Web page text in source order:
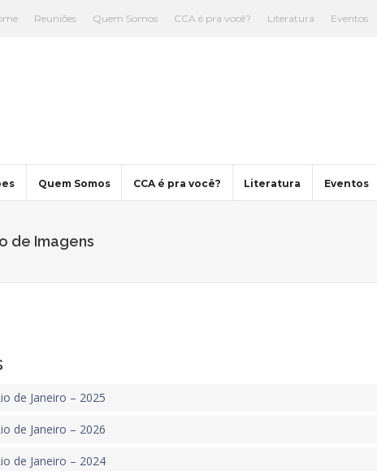
Reuniões Quem Somos CCA é pra você? Literatura Eventos
Quem Somos CCA é pra você? Literatura Eventos
de Imagens
de Janeiro – 2025
de Janeiro – 2026
de Janeiro – 2024